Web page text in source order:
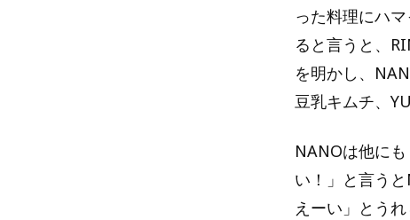
った料理にハ
ると言うと、
を明かし、
豆乳キムチ、
NANOは他に
い！」と言う
えーい」とうれ